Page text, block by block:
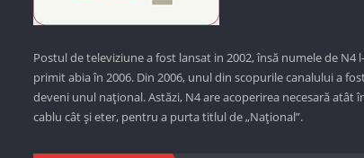
Postul de televiziune a fost lansat in 2002, însă numele de N4
primit abia în 2006. Din 2006, unul din scopurile canalului a
deveni unul național. Astăzi, N4 are acoperirea necesară atât
cablu cât și eter, pentru a purta titlul de „Național”.